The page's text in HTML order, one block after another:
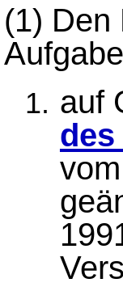
(1) Den
auf